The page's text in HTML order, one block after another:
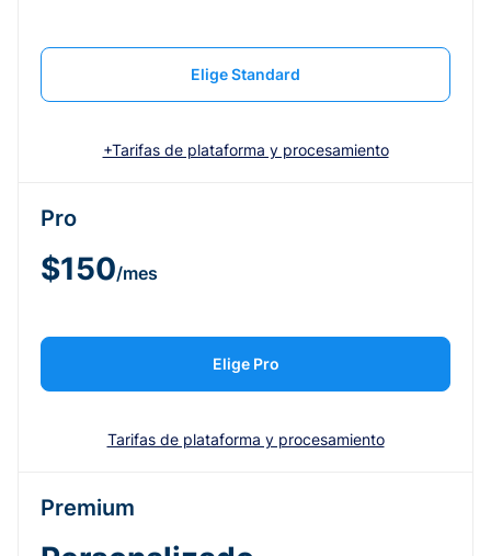
Elige Standard
+Tarifas de plataforma y procesamiento
Pro
$150/mes
Elige Pro
Tarifas de plataforma y procesamiento
Premium